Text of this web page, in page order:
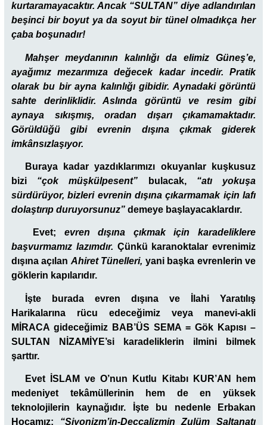
kurtaramayacaktır. Ancak “SULTAN” diye adlandırılan
beşinci bir boyut ya da soyut bir tünel olmadıkça her
çaba boşunadır!
Mahşer meydanının kalınlığı da elimiz Güneş’e,
ayağımız mezarımıza değecek kadar incedir. Pratik
olarak bu bir ayna kalınlığı gibidir. Aynadaki görüntü
sahte derinliklidir. Aslında görüntü ve resim gibi
aynaya sıkışmış, oradan dışarı çıkamamaktadır.
Görüldüğü gibi evrenin dışına çıkmak giderek
imkânsızlaşıyor.
Buraya kadar yazdıklarımızı okuyanlar kuşkusuz
bizi “çok müşkülpesent” bulacak, “atı yokuşa
sürdürüyor, bizleri evrenin dışına çıkarmamak için lafı
dolaştırıp duruyorsunuz” demeye başlayacaklardır.
Evet; evren dışına çıkmak için karadeliklere
başvurmamız lazımdır. Çünkü karanoktalar evrenimiz
dışına açılan Ahiret Tünelleri, yani başka evrenlerin ve
göklerin kapılarıdır.
İşte burada evren dışına ve İlahi Yaratılış
Harikalarına rücu edeceğimiz veya manevi-akli
MİRACA gideceğimiz BAB’ÜS SEMA = Gök Kapısı –
SULTAN NİZAMİYE’si karadeliklerin ilmini bilmek
şarttır.
Evet İSLAM ve O’nun Kutlu Kitabı KUR’AN hem
medeniyet tekâmüllerinin hem de en yüksek
teknolojilerin kaynağıdır. İşte bu nedenle Erbakan
Hocamız: “Siyonizm’in-Deccalizmin Zulüm Saltanatı